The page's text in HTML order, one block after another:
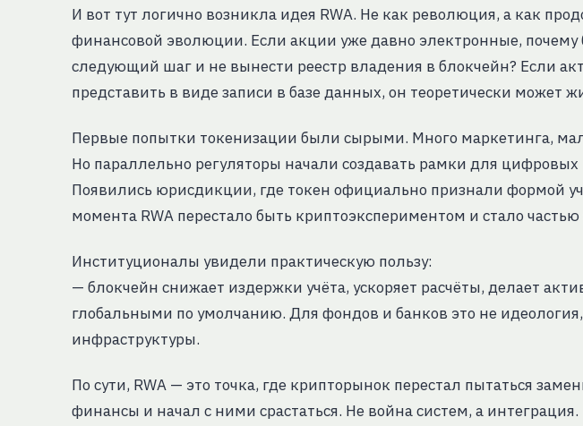
И вот тут логично возникла идея RWA. Не как революция, а как
финансовой эволюции. Если акции уже давно электронные, почему
следующий шаг и не вынести реестр владения в блокчейн? Если
представить в виде записи в базе данных, он теоретически может
Первые попытки токенизации были сырыми. Много маркетинга,
Но параллельно регуляторы начали создавать рамки для
Появились юрисдикции, где токен официально признали формой
момента RWA перестало быть криптоэкспериментом и стало
Институционалы увидели практическую пользу:
— блокчейн снижает издержки учёта, ускоряет расчёты, делает
глобальными по умолчанию. Для фондов и банков это не
инфраструктуры.
По сути, RWA — это точка, где крипторынок перестал пытаться
финансы и начал с ними срастаться. Не война систем, а